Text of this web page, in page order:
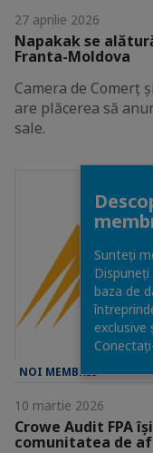
27 aprilie 2026
Napakak se
Franta-Moldova
Camera de Comerț
are plăcerea să
sale.
NOI MEMBRII
10 martie 2026
Crowe Audit FPA
comunitatea de
Sunteți
baza de
exclusive